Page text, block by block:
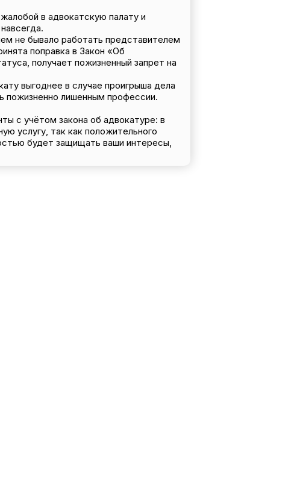
в адвокатскую палату и
не бывало работать представителем
поправка в Закон «Об
получает пожизненный запрет на
выгоднее в случае проигрыша дела
пожизненно лишенным профессии.
с учётом закона об адвокатуре: в
услугу, так как положительного
будет защищать ваши интересы,